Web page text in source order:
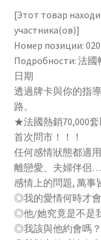
提
升
戀
愛
運、
加
速
感
情
開
花
結
果
(Le
Chakra
[Этот товар
участника(ов)]
Номер позиции:
Подробности: 法
日期
透過牌卡與你的指
路。
★法國熱銷70,000
首次問市！！！
任何感情狀態都適
離戀愛、夫婦伴侶…
感情上的問題, 萬事
◎我的愛情何時才
◎他/她究竟是不是
◎我該與他約會嗎？